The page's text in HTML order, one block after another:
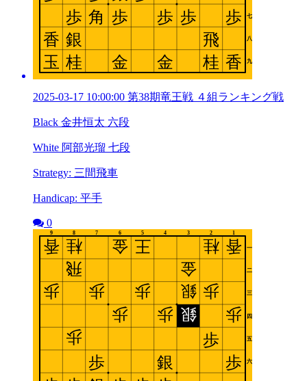
2025-03-17 10:00:00 第38期竜王戦 ４組ランキング戦
Black 金井恒太 六段
White 阿部光瑠 七段
Strategy: 三間飛車
Handicap: 平手
0